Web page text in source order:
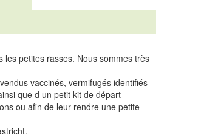
les petites rasses. Nous sommes très
vaccinés, vermifugés identifiés
que d un petit kit de départ
ou afin de leur rendre une petite